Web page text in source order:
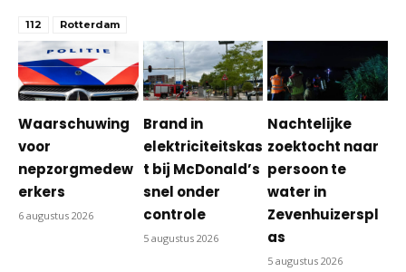
112 Rotterdam
Waarschuwing
voor
nepzorgmedew
erkers
6 augustus 2026
Brand in
elektriciteitskas
t bij McDonald’s
snel onder
controle
5 augustus 2026
Nachtelijke
zoektocht naar
persoon te
water in
Zevenhuizerspl
as
5 augustus 2026